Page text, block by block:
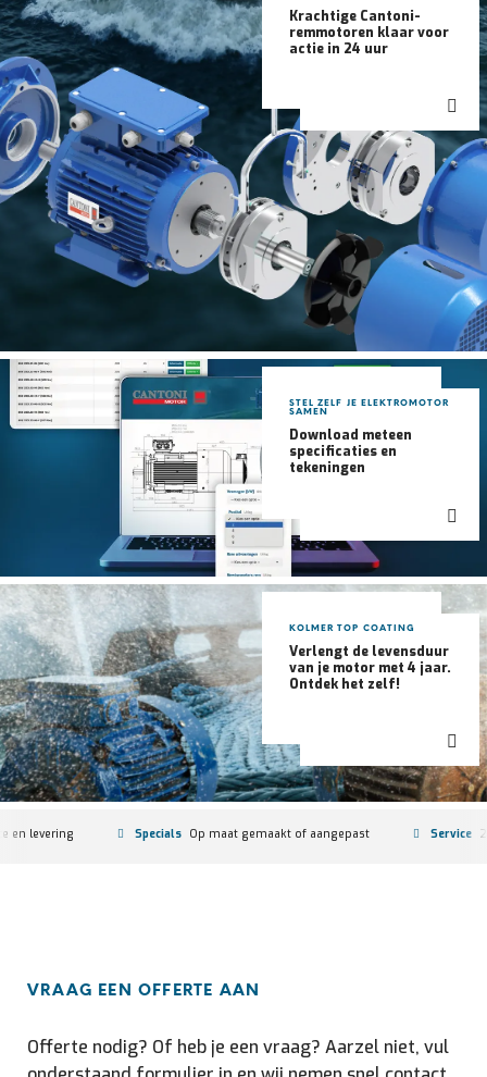
Krachtige Cantoni-
remmotoren klaar voor
actie in 24 uur
STEL ZELF JE ELEKTROMOTOR
SAMEN
Download meteen
specificaties en
tekeningen
KOLMER TOP COATING
Verlengt de levensduur
van je motor met 4 jaar.
Ontdek het zelf!
aangepast Service 24/7-vervanging en oorzaakanalyse Stock
VRAAG EEN OFFERTE AAN
Offerte nodig? Of heb je een vraag? Aarzel niet, vul